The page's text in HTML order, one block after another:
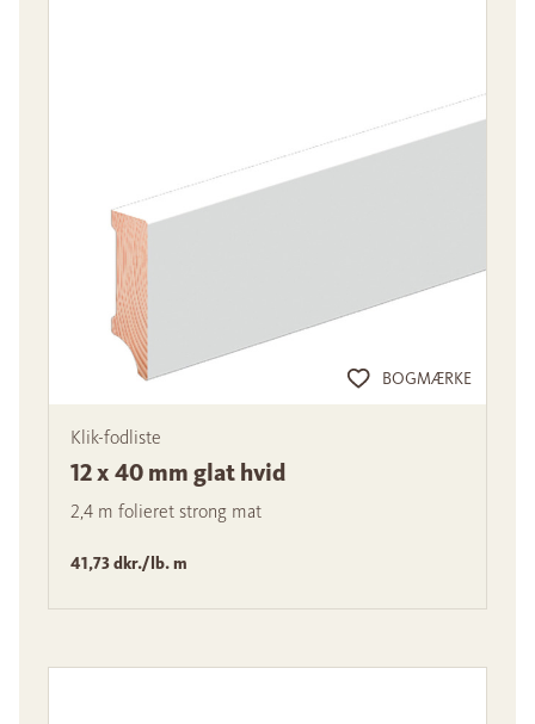
BOGMÆRKE
Klik-fodliste
12 x 40 mm glat hvid
2,4 m folieret strong mat
41,73 dkr./lb. m